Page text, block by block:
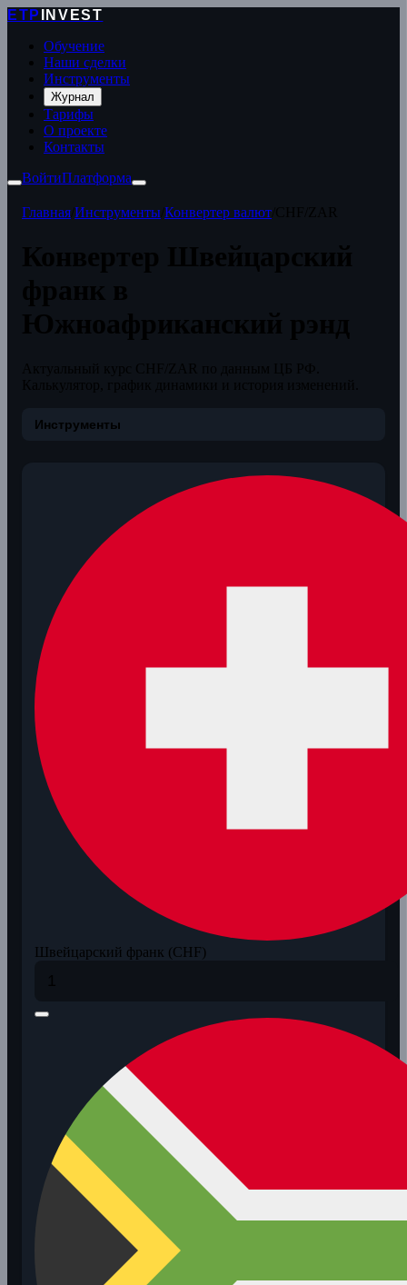
ETP
INVEST
Обучение
Наши сделки
Инструменты
Журнал
Тарифы
О проекте
Контакты
ВойтиПлатформа
Главная Инструменты Конвертер валют
Инструменты
Швейцарский франк (CHF)